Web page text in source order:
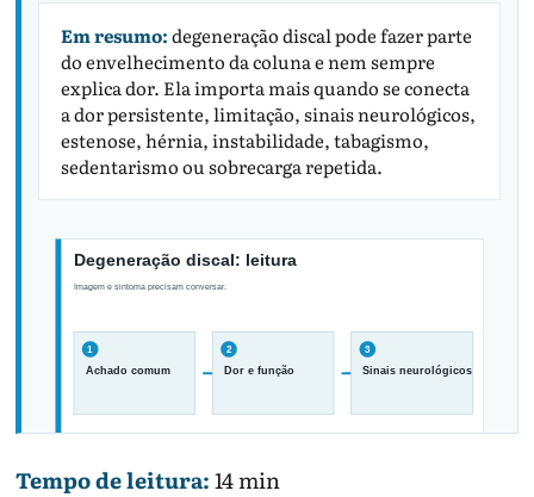
Em resumo:degeneração discal pode fazer parte
do envelhecimento da coluna e nem sempre
explica dor. Ela importa mais quando se conecta
a dor persistente, limitação, sinais neurológicos,
estenose, hérnia, instabilidade, tabagismo,
sedentarismo ou sobrecarga repetida.
Tempo de leitura:14 min